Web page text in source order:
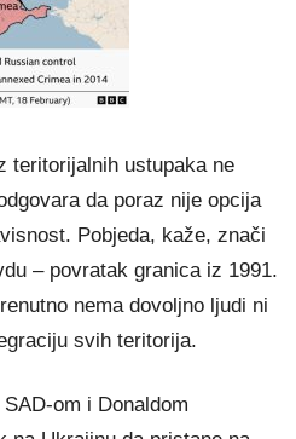
teritorijalnih ustupaka ne
da poraz nije opcija
Pobjeda, kaže, znači
– povratak granica iz 1991.
nema dovoljno ljudi ni
svih teritorija.
om i Donaldom